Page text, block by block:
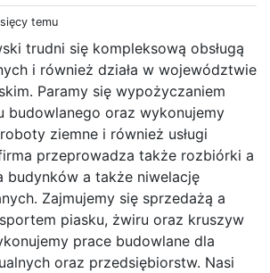
temu
trudni się kompleksową obsługą
i również działa w województwie
Paramy się wypożyczaniem
budowlanego oraz wykonujemy
ziemne i również usługi
przeprowadza także rozbiórki a
budynków a także niwelację
Zajmujemy się sprzedażą a
piasku, żwiru oraz kruszyw
prace budowlane dla
oraz przedsiębiorstw. Nasi